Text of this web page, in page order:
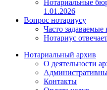
Нотариальные
1.01.2026
Вопрос нотариусу
Часто задаваемые
Нотариус отвечает
Нотариальный архив
О деятельности
Контакты